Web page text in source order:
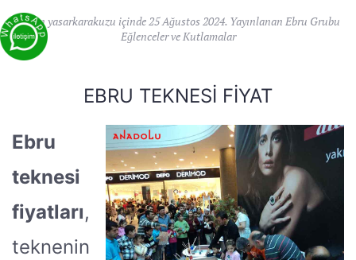
Yazanyasarkarakuzu içinde25 Ağustos 2024. Yayınlanan Ebru Grubu
Eğlenceler ve Kutlamalar
EBRU TEKNESI FIYAT
Ebru
teknesi
fiyatları,
teknenin